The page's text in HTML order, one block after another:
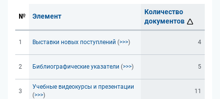
№ Элемент
Количество
документов
1 Выставки новых поступлений (>>>) 4
2 Библиографические указатели (>>>) 5
3
Учебные видеокурсы и презентации
(>>>)
11